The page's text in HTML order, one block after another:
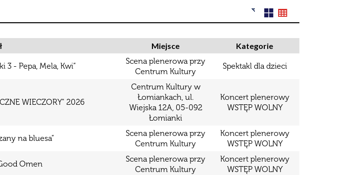
Filtry
fraza
Kategoria
w zakresie
Miejsce
Organizator
Promowane
Miejsce Kategorie
3 - Pepa, Mela, Kwi”
Scena plenerowa przy
Centrum Kultury
Spektakl dla dzieci
WIECZORY" 2026
Centrum Kultury w
Łomiankach, ul.
Wiejska 12A, 05-092
Łomianki
Koncert plenerowy
WSTĘP WOLNY
na bluesa”
Scena plenerowa przy
Centrum Kultury
Koncert plenerowy
WSTĘP WOLNY
Omen
Scena plenerowa przy
Centrum Kultury
Koncert plenerowy
WSTĘP WOLNY